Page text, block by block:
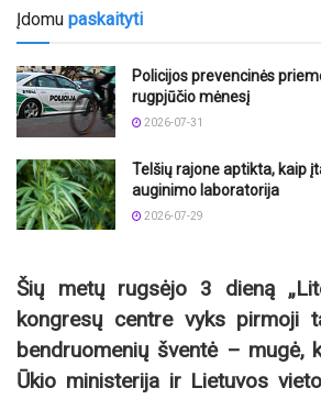
Įdomu paskaityti
Policijos prevencinės
rugpjūčio mėnesį
2026-07-31
Telšių rajone aptikta, kaip
auginimo laboratorija
2026-07-29
Šių metų rugsėjo 3 dieną
kongresų centre vyks pirmoji
bendruomenių šventė – mugė,
Ūkio ministerija ir Lietuvos